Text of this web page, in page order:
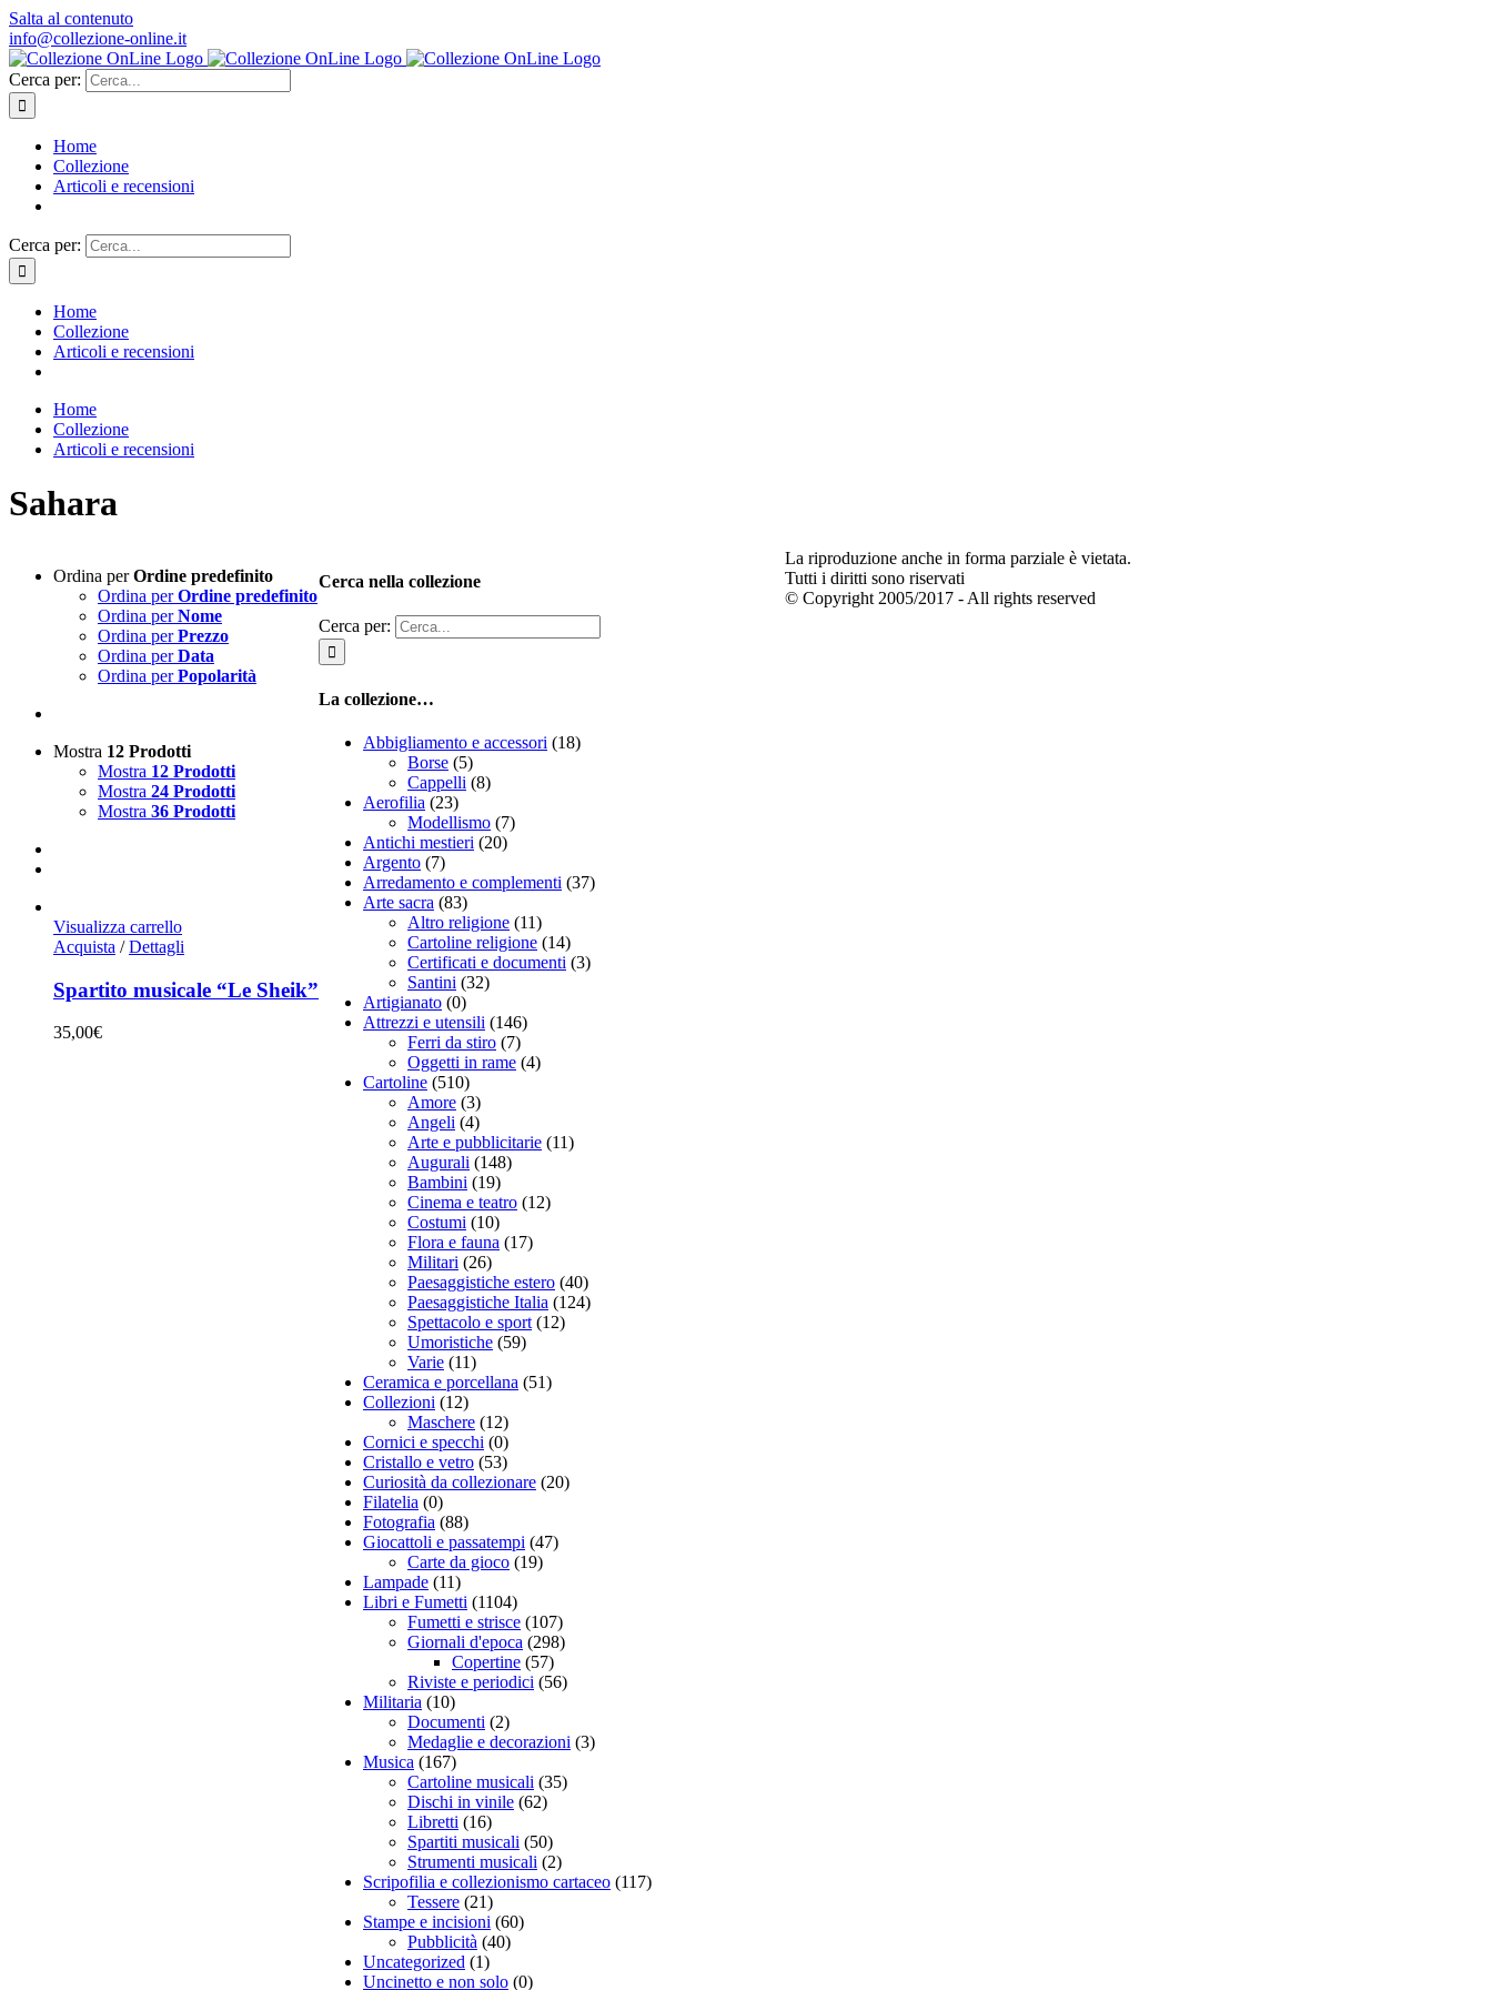
Salta al contenuto
info@collezione-online.it
Cerca per:
Home
Collezione
Articoli e recensioni
Cerca per:
Home
Collezione
Articoli e recensioni
Home
Collezione
Articoli e recensioni
Sahara
Ordina perOrdine predefinito
Ordina perOrdine predefinito
Ordina perNome
Ordina perPrezzo
Ordina perData
Ordina perPopolarità
Mostra 12 Prodotti
Mostra 12 Prodotti
Mostra 24 Prodotti
Mostra 36 Prodotti
Visualizza carrello
Acquista / Dettagli
Spartito musicale “Le Sheik”
35,00€
Cerca nella collezione
Cerca per:
La collezione…
Abbigliamento e accessori (18)
Borse (5)
Cappelli (8)
Aerofilia (23)
Modellismo (7)
Antichi mestieri (20)
Argento (7)
Arredamento e complementi (37)
Arte sacra (83)
Altro religione (11)
Cartoline religione (14)
Certificati e documenti (3)
Santini (32)
Artigianato (0)
Attrezzi e utensili (146)
Ferri da stiro (7)
Oggetti in rame (4)
Cartoline (510)
Amore (3)
Angeli (4)
Arte e pubblicitarie (11)
Augurali (148)
Bambini (19)
Cinema e teatro (12)
Costumi (10)
Flora e fauna (17)
Militari (26)
Paesaggistiche estero (40)
Paesaggistiche Italia (124)
Spettacolo e sport (12)
Umoristiche (59)
Varie (11)
Ceramica e porcellana (51)
Collezioni (12)
Maschere (12)
Cornici e specchi (0)
Cristallo e vetro (53)
Curiosità da collezionare (20)
Filatelia (0)
Fotografia (88)
Giocattoli e passatempi (47)
Carte da gioco (19)
Lampade (11)
Libri e Fumetti (1104)
Fumetti e strisce (107)
Giornali d'epoca (298)
Copertine (57)
Riviste e periodici (56)
Militaria (10)
Documenti (2)
Medaglie e decorazioni (3)
Musica (167)
Cartoline musicali (35)
Dischi in vinile (62)
Libretti (16)
Spartiti musicali (50)
Strumenti musicali (2)
Scripofilia e collezionismo cartaceo (117)
Tessere (21)
Stampe e incisioni (60)
Pubblicità (40)
Uncategorized (1)
Uncinetto e non solo (0)
La riproduzione anche in forma parziale è vietata.
Tutti i diritti sono riservati
© Copyright 2005/2017 - All rights reserved